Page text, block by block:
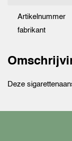
Artikelnummer
fabrikant
Deze